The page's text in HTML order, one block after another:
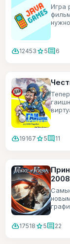
Игра
cloud_download12453 star5comment6
cloud_download19167 star5comment11
cloud_download17518 star5comment22